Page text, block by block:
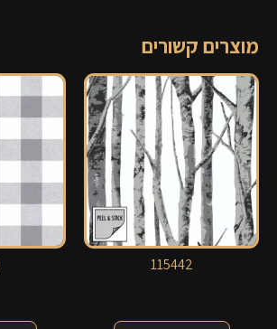
מוצרים קשורים
115442